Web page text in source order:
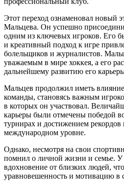
Этот переход ознаменовал новый
Мальцева. Он успешно
одним из ключевых игроков. Его
и креативный подход к игре
болельщиков и журналистов.
уважаемым в мире хоккея, а его
дальнейшему развитию его
Мальцев продолжил иметь влияние
команды, становясь важным
в которых он участвовал.
карьеры были отмечены победой
турнирах и достижением
международном уровне.
Однако, несмотря на свои
помнил о личной жизни и семье. У
вдохновение от близких людей,
уравновешенность и мотивацию в